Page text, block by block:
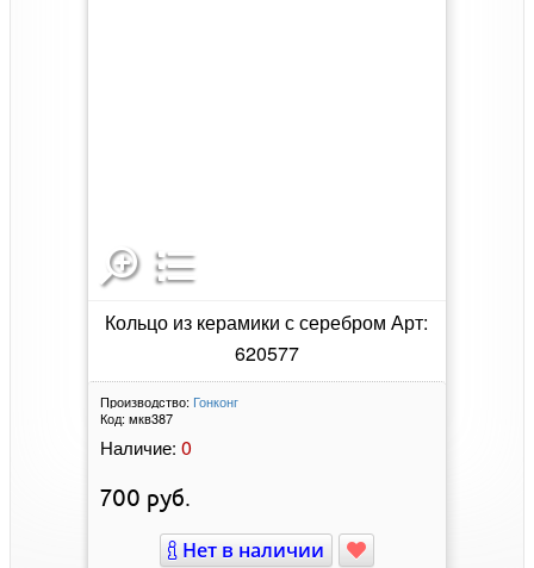
Кольцо из керамики с серебром Арт:
620577
Производство: Гонконг
Код: мкв387
Наличие: 0
700 руб.
Нет в наличии